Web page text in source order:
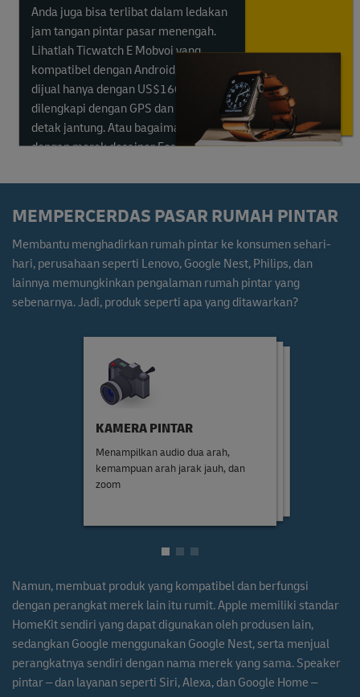
Anda juga bisa terlibat dalam ledakan
jam tangan pintar pasar menengah.
Lihatlah Ticwatch E Mobvoi yang
kompatibel dengan Android, yang
dijual hanya dengan US$160 dan
dilengkapi dengan GPS dan sensor
detak jantung. Atau bagaimana
dengan merek desainer Fossil,
mereka sendiri mulai dari US$175?
penjualan jam tangan pintar, jadi
pastikan model Anda memiliki fitur
yang tepat.
MEMPERCERDAS PASAR RUMAH PINTAR
Membantu menghadirkan rumah pintar ke konsumen sehari-
hari, perusahaan seperti Lenovo, Google Nest, Philips, dan
lainnya memungkinkan pengalaman rumah pintar yang
sebenarnya. Jadi, produk seperti apa yang ditawarkan?
KAMERA PINTAR
Menampilkan audio dua arah,
kemampuan arah jarak jauh, dan
zoom
STEKER JARAK JAUH
Dapat digunakan untuk
menghidupkan atau mematikan
perangkat yang terpasang dari jarak
BOHLAM YANG DAPAT
Menawarkan kecerahan dan suhu
Namun, membuat produk yang kompatibel dan berfungsi
dengan perangkat merek lain itu rumit. Apple memiliki standar
HomeKit sendiri yang dapat digunakan oleh produsen lain,
sedangkan Google menggunakan Google Nest, serta menjual
perangkatnya sendiri dengan nama merek yang sama. Speaker
pintar – dan layanan seperti Siri, Alexa, dan Google Home –